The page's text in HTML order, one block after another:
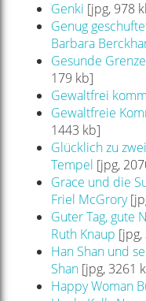
Genki [jpg, 978
Genug
Barbara
Gesunde
179 kb]
Gewaltfrei
Gewaltfreie
1443 kb]
Glücklich zu
Tempel [jpg,
Grace und die
Friel McGrory
Guter Tag, gute
Ruth Knaup
Han Shan und
Shan[jpg, 3261
Happy Woman